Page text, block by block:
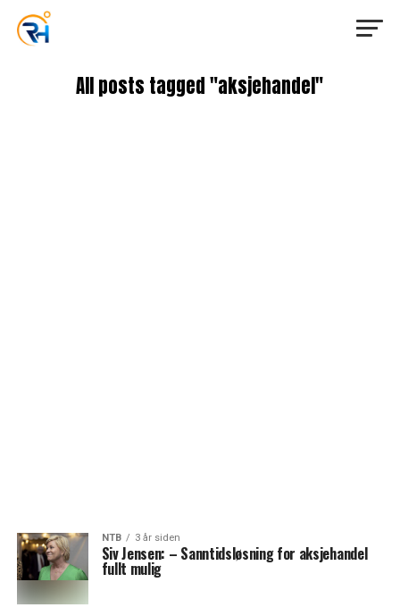
All posts tagged "aksjehandel"
NTB 3 år siden
Siv Jensen: – Sanntidsløsning for aksjehandel
fullt mulig